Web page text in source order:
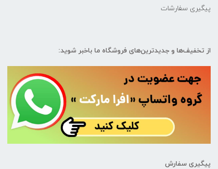
پیگیری سفارشات
از تخفیف‌ها و جدیدترین‌های فروشگاه ما باخبر شوید:
پیگیری سفارش